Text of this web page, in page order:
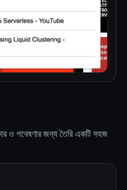
ও গবেষণার জন্য তৈরি একটি সহজ